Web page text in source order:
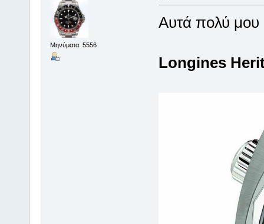
Μηνύματα: 5556
Αυτά πολύ
Longines